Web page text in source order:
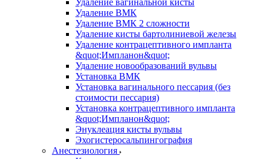
Удаление вагинальной кисты
Удаление ВМК
Удаление ВМК 2 сложности
Удаление кисты бартолиниевой железы
Удаление контрацептивного импланта
&quot;Импланон&quot;
Удаление новообразований вульвы
Установка ВМК
Установка вагинального пессария (без
стоимости пессария)
Установка контрацептивного импланта
&quot;Импланон&quot;
Энуклеация кисты вульвы
Эхогистеросальпингография
Анестезиология